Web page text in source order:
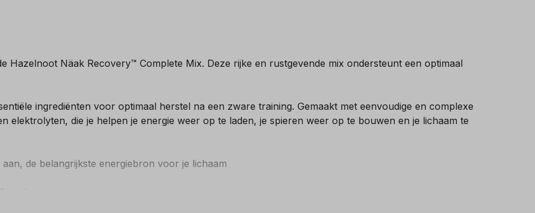
Hazelnoot Näak Recovery™ Complete Mix. Deze rijke en rustgevende mix ondersteunt een optimaal
ingrediënten voor optimaal herstel na een zware training. Gemaakt met eenvoudige en complexe
elektrolyten, die je helpen je energie weer op te laden, je spieren weer op te bouwen en je lichaam te
de belangrijkste energiebron voor je lichaam
-opbouw